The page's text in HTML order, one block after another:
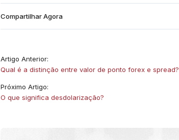
Compartilhar Agora
Artigo Anterior:
Qual é a distinção entre valor de ponto forex e spread?
Próximo Artigo:
O que significa desdolarização?